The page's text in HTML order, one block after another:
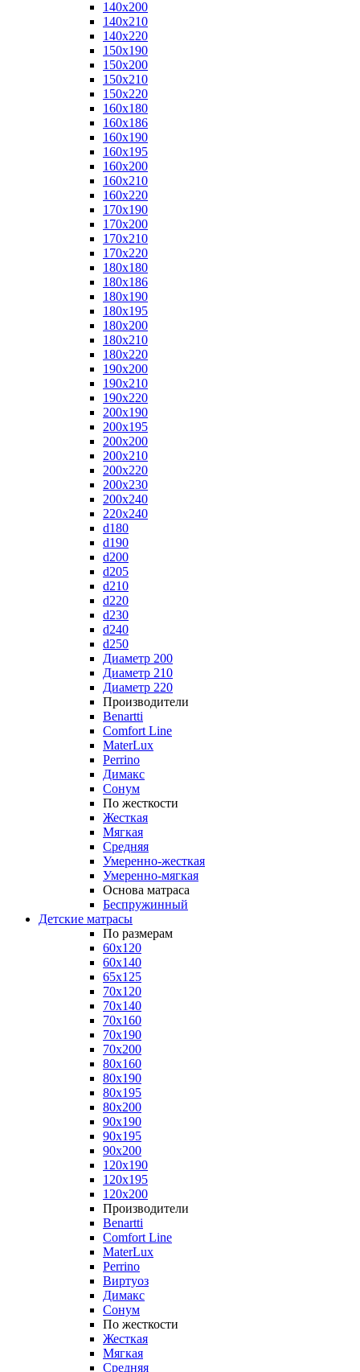
140x200
140x210
140x220
150x190
150x200
150x210
150x220
160x180
160x186
160x190
160x195
160x200
160x210
160x220
170x190
170x200
170x210
170x220
180x180
180x186
180x190
180x195
180x200
180x210
180x220
190x200
190x210
190x220
200x190
200x195
200x200
200x210
200x220
200x230
200x240
220x240
d180
d190
d200
d205
d210
d220
d230
d240
d250
Диаметр 200
Диаметр 210
Диаметр 220
Производители
Benartti
Comfort Line
MaterLux
Perrino
Димакс
Сонум
По жесткости
Жесткая
Мягкая
Средняя
Умеренно-жесткая
Умеренно-мягкая
Основа матраса
Беспружинный
Детские матрасы
По размерам
60x120
60x140
65x125
70x120
70x140
70x160
70x190
70x200
80x160
80x190
80x195
80x200
90x190
90x195
90x200
120x190
120x195
120x200
Производители
Benartti
Comfort Line
MaterLux
Perrino
Виртуоз
Димакс
Сонум
По жесткости
Жесткая
Мягкая
Средняя